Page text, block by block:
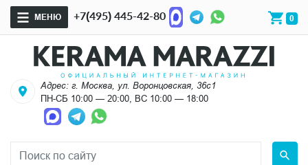
МЕНЮ +7(495) 445-42-80 0
Адрес: г. Москва, ул. Воронцовская, 36с1
ПН-СБ 10:00 — 20:00, ВС 10:00 — 18:00